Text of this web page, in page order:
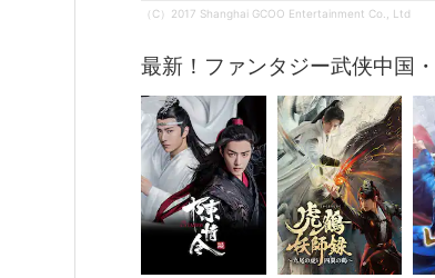
（C）2017 Shanghai GCOO Entertainment Co., Ltd
最新！ファンタジー武侠中国